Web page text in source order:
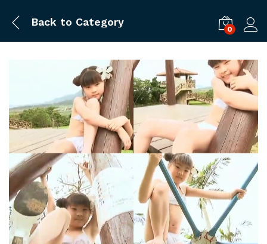
Back to Category
0